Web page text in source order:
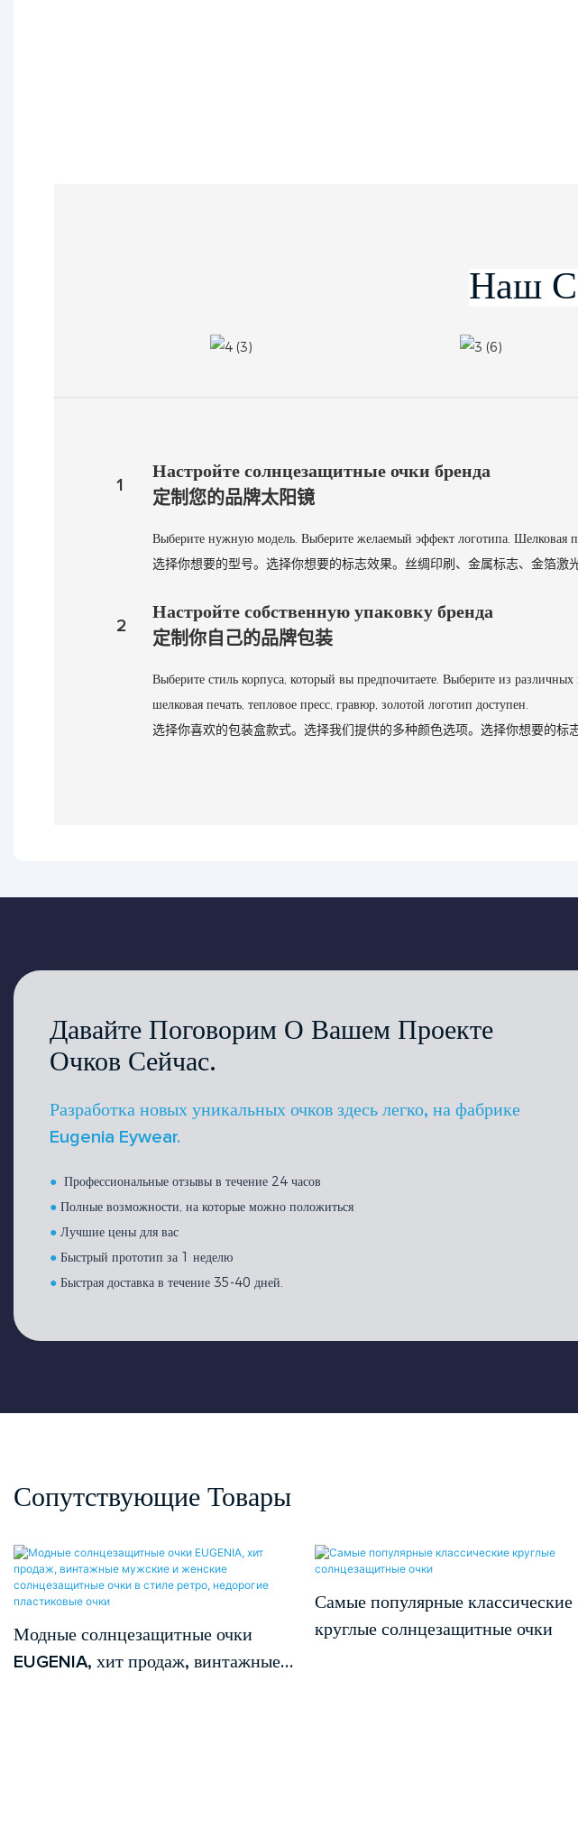
1
Настройте солнцезащитные очки бренда
定制您的品牌太阳镜
Выберите нужную модель. Выберите желаемый эффект логотипа. Шелковая
选择你想要的型号。选择你想要的标志效果。丝绸印刷、金属标志、金箔激
2
Настройте собственную упаковку бренда
定制你自己的品牌包装
Выберите стиль корпуса, который вы предпочитаете. Выберите из
шелковая печать, тепловое пресс, гравюр, золотой логотип доступен.
选择你喜欢的包装盒款式。选择我们提供的多种颜色选项。选择你想要的标
Давайте Поговорим О Вашем Проекте
Очков Сейчас.
Разработка новых уникальных очков здесь легко, на фабрике
Eugenia Eywear.
● Профессиональные отзывы в течение 24 часов
●Полные возможности, на которые можно положиться
●Лучшие цены для вас
●Быстрый прототип за 1 неделю
●Быстрая доставка в течение 35-40 дней.
Сопутствующие Товары
Модные солнцезащитные очки
EUGENIA, хит продаж, винтажные
Самые популярные классические
круглые солнцезащитные очки